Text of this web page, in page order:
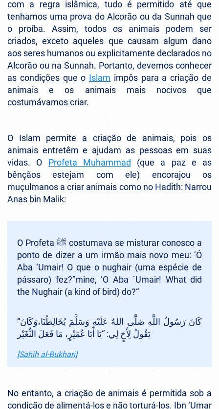
com a regra islâmica, tudo é permitido até que
tenhamos uma prova do Alcorão ou da Sunnah que
o proíba. Assim, todos os animais podem ser
criados, exceto aqueles que causam algum dano
aos seres humanos ou explicitamente declarados no
Alcorão ou na Sunnah. Portanto, devemos conhecer
as condições que o Islam impôs para a criação de
animais e os animais mais nocivos que
costumávamos criar.
O Islam permite a criação de animais, pois os
animais entretêm e ajudam as pessoas em suas
vidas. O Profeta Muhammad (que a paz e as
bênçãos estejam com ele) encorajou os
muçulmanos a criar animais como no Hadith: Narrou
Anas bin Malik:
O Profeta ﷺ costumava se misturar conosco a
ponto de dizer a um irmão mais novo meu: ‘Ó
Aba ‘Umair! O que o nughair (uma espécie de
pássaro) fez?”mine, ‘O Aba `Umair! What did
the Nughair (a kind of bird) do?“
“كَانَ رَسُولُ اللَّهِ صَلَّى اللهُ عَلَيْهِ وَسَلَّمَ يُخَالِطُنَا،وَكَانَ
يَقُولُ لِأَخٍ لِي: “يَا أَبَا عُمَيْرٍ، مَا فَعَلَ النُّغَيْر
[Sahih al-Bukhari]
No entanto, a criação de animais é permitida sob a
condição de alimentá-los e não torturá-los. Ibn ‘Umar